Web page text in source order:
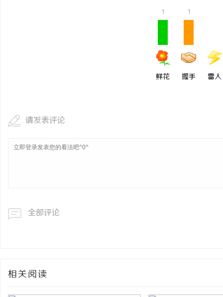
1
鲜花
1
握手 雷人
请发表评论
全部评论
相关阅读